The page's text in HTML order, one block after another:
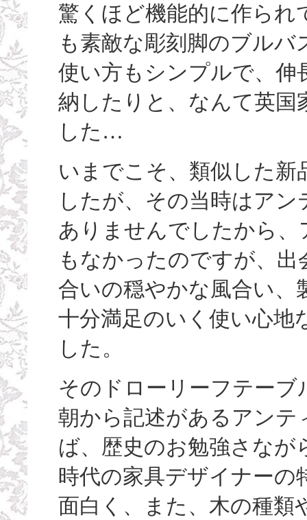
驚くほど機能的に作ら
も素敵な彫刻脚のブル
使い方もシンプルで、伸
納したりと、なんて英国
した…
いまでこそ、類似した
したが、その当時はア
ありませんでしたから
もなかったのですが、
合いの穏やかな風合い、
十分満足のいく使い心地
した。
そのドローリーフテー
朝から記述があるアンテ
ば、歴史のお勉強さなが
時代の家具デザイナーの
面白く、また、木の種類